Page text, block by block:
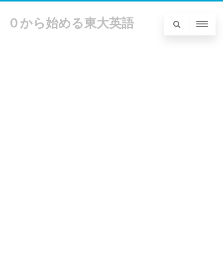
０から始める東大英語